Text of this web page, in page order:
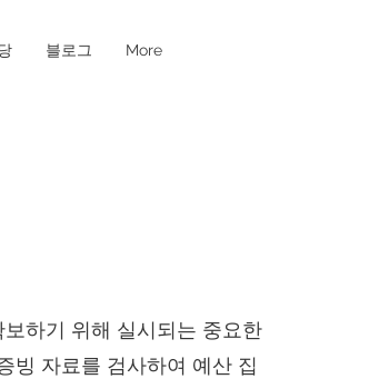
블로그 More
하기 위해 실시되는 중요한
빙 자료를 검사하여 예산 집